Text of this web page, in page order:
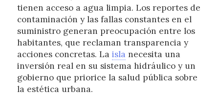
tienen acceso a agua limpia. Los reportes de
contaminación y las fallas constantes en el
suministro generan preocupación entre los
habitantes, que reclaman transparencia y
acciones concretas. La isla necesita una
inversión real en su sistema hidráulico y un
gobierno que priorice la salud pública sobre
la estética urbana.